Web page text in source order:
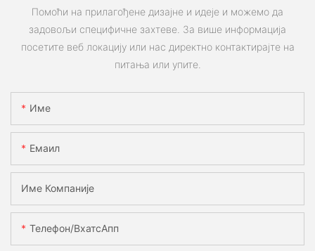
Помоћи на прилагођене дизајне и идеје и можемо да
задовољи специфичне захтеве. За више информација
посетите веб локацију или нас директно контактирајте на
питања или упите.
Име
Емаил
Име Компаније
Телефон/ВхатсАпп